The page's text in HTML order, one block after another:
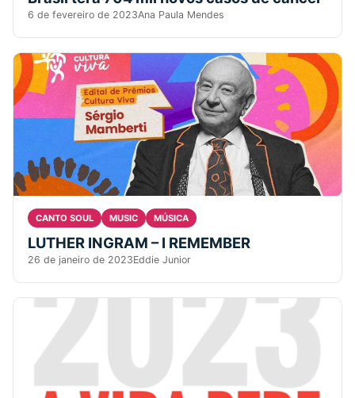
6 de fevereiro de 2023Ana Paula Mendes
1 min read
CANTO SOUL MUSIC MÚSICA
LUTHER INGRAM – I REMEMBER
26 de janeiro de 2023Eddie Junior